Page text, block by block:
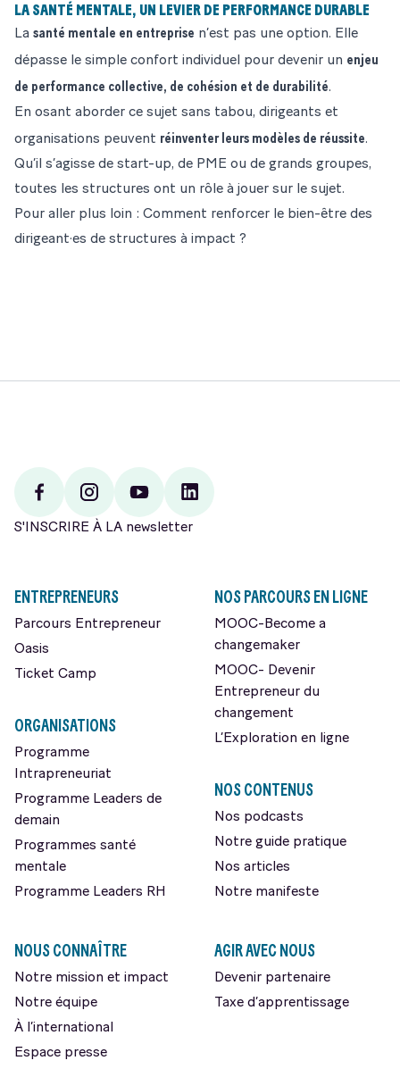
LA SANTÉ MENTALE, UN LEVIER DE PERFORMANCE DURABLE
La santé mentale en entreprise n’est pas une option. Elle
dépasse le simple confort individuel pour devenir un enjeu
de performance collective, de cohésion et de durabilité.
En osant aborder ce sujet sans tabou, dirigeants et
organisations peuvent réinventer leurs modèles de réussite.
Qu’il s’agisse de start-up, de PME ou de grands groupes,
toutes les structures ont un rôle à jouer sur le sujet.
Pour aller plus loin : Comment renforcer le bien-être des
dirigeant·es de structures à impact ?
FacebookInstagramYoutubeLinkedin
S'INSCRIRE À LA newsletter
ENTREPRENEURS
Parcours Entrepreneur
Oasis
Ticket Camp
ORGANISATIONS
Programme
Intrapreneuriat
Programme Leaders de
demain
Programmes santé
mentale
Programme Leaders RH
NOS PARCOURS EN LIGNE
MOOC-Become a
changemaker
MOOC- Devenir
Entrepreneur du
changement
L’Exploration en ligne
NOS CONTENUS
Nos podcasts
Notre guide pratique
Nos articles
Notre manifeste
NOUS CONNAÎTRE
Notre mission et impact
Notre équipe
À l’international
Espace presse
AGIR AVEC NOUS
Devenir partenaire
Taxe d’apprentissage